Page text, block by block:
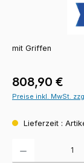
mit Griffen
Regulärer Preis:
808,90 €
Preise inkl. MwSt.
Lieferzeit :